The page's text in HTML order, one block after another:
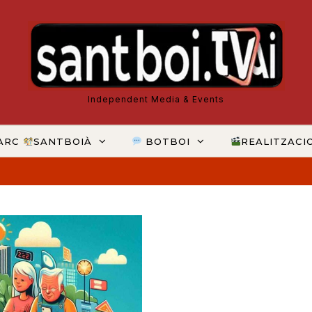
Independent Media & Events
SANTBOIÀ BOTBOI